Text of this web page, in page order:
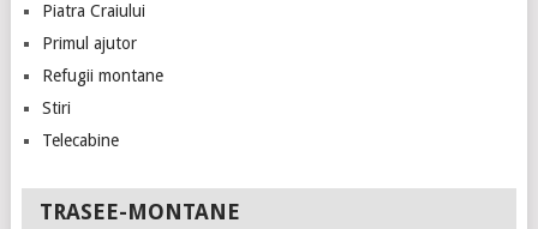
Piatra Craiului
Primul ajutor
Refugii montane
Stiri
Telecabine
TRASEE-MONTANE